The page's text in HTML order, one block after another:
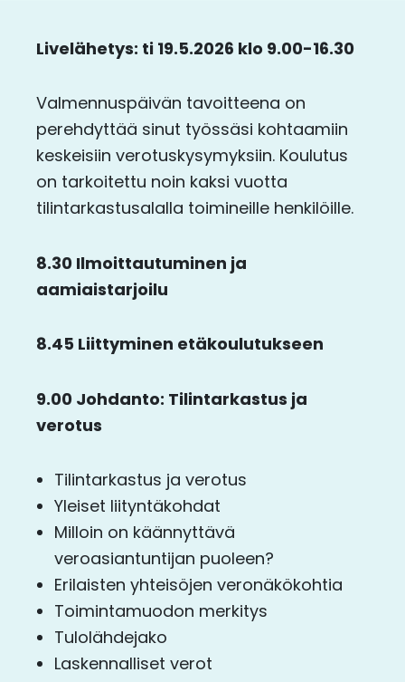
Livelähetys: ti 19.5.2026 klo 9.00-16.30
Valmennuspäivän tavoitteena on
perehdyttää sinut työssäsi kohtaamiin
keskeisiin verotuskysymyksiin. Koulutus
on tarkoitettu noin kaksi vuotta
tilintarkastusalalla toimineille henkilöille.
8.30 Ilmoittautuminen ja
aamiaistarjoilu
8.45 Liittyminen etäkoulutukseen
9.00 Johdanto: Tilintarkastus ja
verotus
Tilintarkastus ja verotus
Yleiset liityntäkohdat
Milloin on käännyttävä
veroasiantuntijan puoleen?
Erilaisten yhteisöjen veronäkökohtia
Toimintamuodon merkitys
Tulolähdejako
Laskennalliset verot